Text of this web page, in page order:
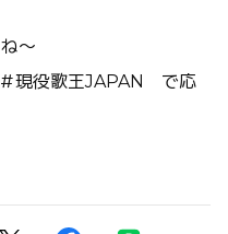
～
現役歌王JAPAN で応